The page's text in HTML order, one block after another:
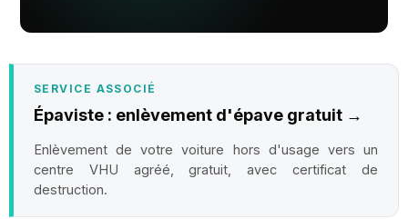
SERVICE ASSOCIÉ
Épaviste : enlèvement d'épave gratuit →
Enlèvement de votre voiture hors d'usage vers un
centre VHU agréé, gratuit, avec certificat de
destruction.